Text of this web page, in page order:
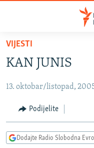
Pređite
glavni
Pređite
Pređite
BOSNA I HERCEGOVINA
SRBIJA
KOSOVO
VIZUELNO
VIJESTI
KAN JUNIS
13. oktobar/listopad,
Podijelite
Dodajte Radio Slobodna